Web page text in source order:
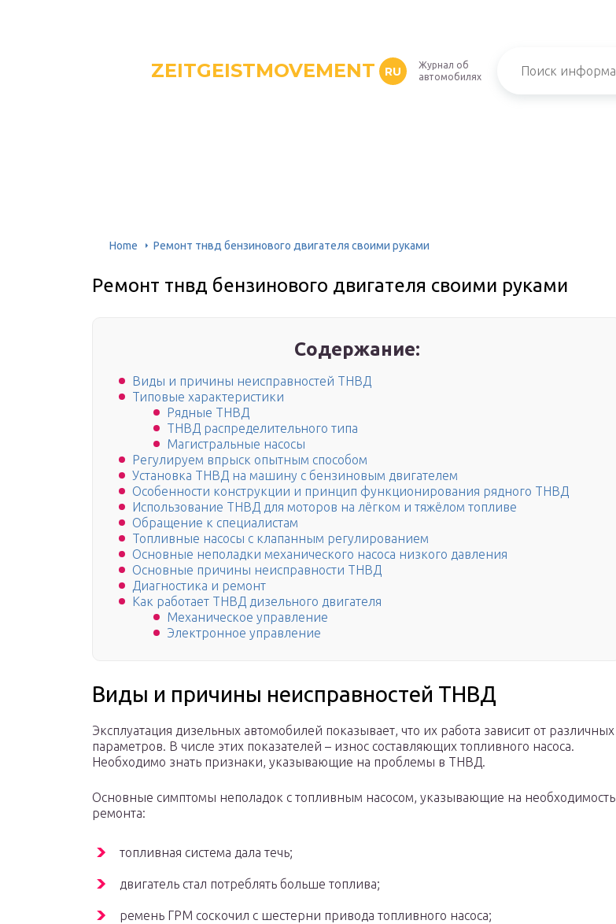
ZEITGEISTMOVEMENT RU
Журнал об
автомобилях
Home Ремонт тнвд бензинового двигателя своими руками
Ремонт тнвд бензинового двигателя своими руками
Содержание:
Виды и причины неисправностей ТНВД
Типовые характеристики
Рядные ТНВД
ТНВД распределительного типа
Магистральные насосы
Регулируем впрыск опытным способом
Установка ТНВД на машину с бензиновым двигателем
Особенности конструкции и принцип функционирования рядного ТНВД
Использование ТНВД для моторов на лёгком и тяжёлом топливе
Обращение к специалистам
Топливные насосы с клапанным регулированием
Основные неполадки механического насоса низкого давления
Основные причины неисправности ТНВД
Диагностика и ремонт
Как работает ТНВД дизельного двигателя
Механическое управление
Электронное управление
Виды и причины неисправностей ТНВД
Эксплуатация дизельных автомобилей показывает, что их работа зависит от различных
параметров. В числе этих показателей – износ составляющих топливного насоса.
Необходимо знать признаки, указывающие на проблемы в ТНВД.
Основные симптомы неполадок с топливным насосом, указывающие на необходимость
ремонта:
топливная система дала течь;
двигатель стал потреблять больше топлива;
ремень ГРМ соскочил с шестерни привода топливного насоса;